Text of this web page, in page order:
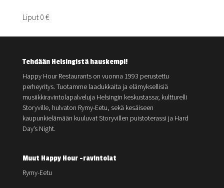
Liput 0 €
Tehdään Helsingistä hauskempi!
Happy Hour Restaurants on vuonna 1993 perustettu
perheyritys. Tuotamme laadukkaita ja elämyksellisiä
musiikkiravintolapalveluja Helsingin keskustassa; kultturelli
Storyville, hulvaton Rymy-Eetu, sekä kesäiseen
kaupunkielämään kuuluvat Storyvillen puistoterassi ja Hard
Day’s Night.
Muut Happy Hour -ravintolat
Rymy-Eetu